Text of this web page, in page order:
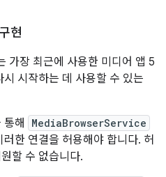
현
가장 최근에 사용한 미디어 앱 5
시작하는 데 사용할 수 있는
해
MediaBrowserService
한 연결을 허용해야 합니다. 허
할 수 없습니다.